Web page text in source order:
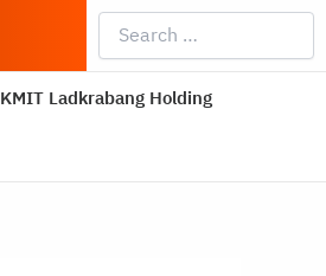
Search
KMIT Ladkrabang Holding